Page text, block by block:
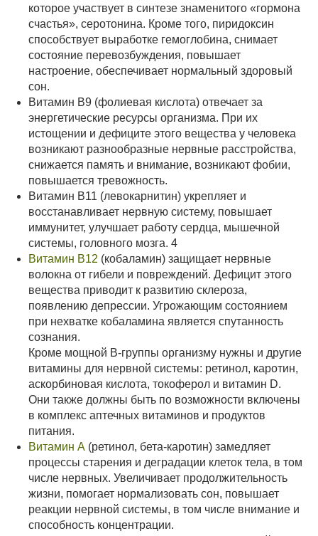
которое участвует в синтезе знаменитого «гормона
счастья», серотонина. Кроме того, пиридоксин
способствует выработке гемоглобина, снимает
состояние перевозбуждения, повышает
настроение, обеспечивает нормальный здоровый
сон.
Витамин В9 (фолиевая кислота) отвечает за
энергетические ресурсы организма. При их
истощении и дефиците этого вещества у человека
возникают разнообразные нервные расстройства,
снижается память и внимание, возникают фобии,
повышается тревожность.
Витамин В11 (левокарнитин) укрепляет и
восстанавливает нервную систему, повышает
иммунитет, улучшает работу сердца, мышечной
системы, головного мозга. 4
Витамин В12 (кобаламин) защищает нервные
волокна от гибели и повреждений. Дефицит этого
вещества приводит к развитию склероза,
появлению депрессии. Угрожающим состоянием
при нехватке кобаламина является спутанность
сознания.
Кроме мощной В-группы организму нужны и другие
витамины для нервной системы: ретинол, каротин,
аскорбиновая кислота, токоферол и витамин D.
Они также должны быть по возможности включены
в комплекс аптечных витаминов и продуктов
питания.
Витамин А (ретинол, бета-каротин) замедляет
процессы старения и деградации клеток тела, в том
числе нервных. Увеличивает продолжительность
жизни, помогает нормализовать сон, повышает
реакции нервной системы, в том числе внимание и
способность концентрации.